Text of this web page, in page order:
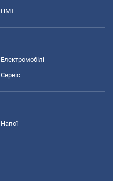
НМТ
Електромобілі
Сервіс
Напої